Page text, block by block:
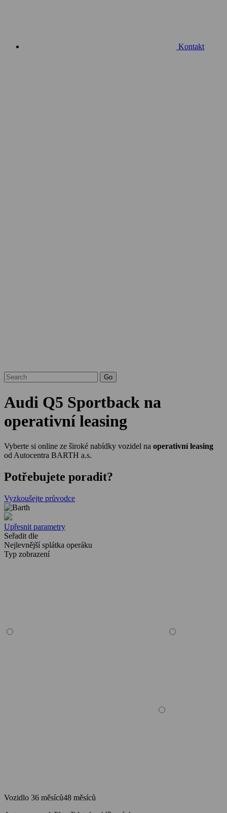
Kontakt
Audi Q5 Sportback na
operativní leasing
Vyberte si online ze široké nabídky vozidel na operativní leasing
od Autocentra BARTH a.s.
Potřebujete poradit?
Vyzkoušejte průvodce
Upřesnit parametry
Seřadit dle
Nejlevnější splátka operáku
Typ zobrazení
Vozidlo 36 měsíců48 měsíců